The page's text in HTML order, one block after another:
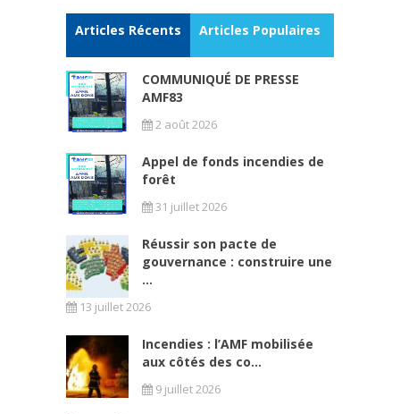
Articles Récents Articles Populaires
COMMUNIQUÉ DE PRESSE
AMF83
2 août 2026
Appel de fonds incendies de
forêt
31 juillet 2026
Réussir son pacte de
gouvernance : construire une
...
13 juillet 2026
Incendies : l’AMF mobilisée
aux côtés des co...
9 juillet 2026